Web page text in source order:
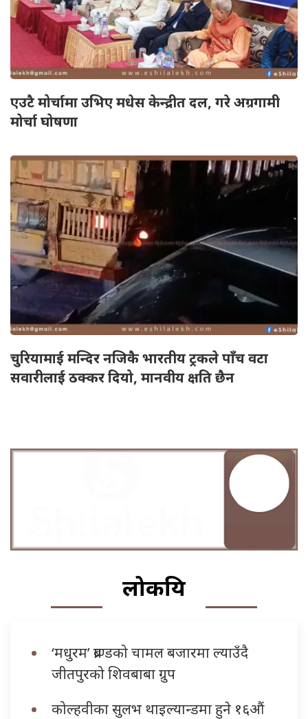
एउटै मोर्चामा उभिए मधेस केन्द्रीत दल, गरे अग्रगामी
मोर्चा घोषणा
चुरियामाई मन्दिर नजिकै भारतीय ट्रकले पाँच वटा
सवारीलाई ठक्कर दियो, मानवीय क्षति छैन
लोकप्रिय
‘मधुरम’ ब्राण्डको चामल बजारमा ल्याउँदै
जीतपुरको शिवबाबा ग्रुप
कोल्हवीका सुलभ थाइल्यान्डमा हुने १६औं